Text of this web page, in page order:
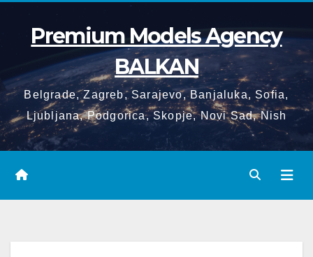
Premium Models Agency
BALKAN
Belgrade, Zagreb, Sarajevo, Banjaluka, Sofia,
Ljubljana, Podgorica, Skopje, Novi Sad, Nish